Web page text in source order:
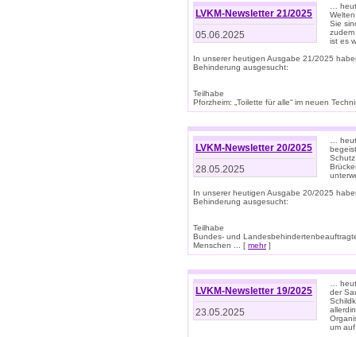
LVKM-Newsletter 21/2025
05.06.2025
…
Sie
ist es
In unserer heutigen Ausgabe 21/2025
Behinderung ausgesucht:
Teilhabe
Pforzheim: „Toilette für alle“ im neuen
LVKM-Newsletter 20/2025
28.05.2025
…
In unserer heutigen Ausgabe 20/2025
Behinderung ausgesucht:
Teilhabe
Bundes- und
Menschen ... [ mehr]
LVKM-Newsletter 19/2025
23.05.2025
…
der
um